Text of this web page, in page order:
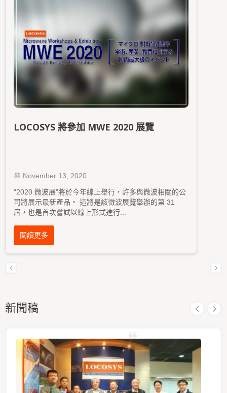
LOCOSYS 將參加 MWE 2020 展覽
📆 November 13, 2020
“2020 微波展”將於今年線上舉行，許多與微波相關的公
司將展示最新產品。 這將是該微波展覽舉辦的第 31
屆，也是首次嘗試以線上形式進行
閱讀更多
新聞稿